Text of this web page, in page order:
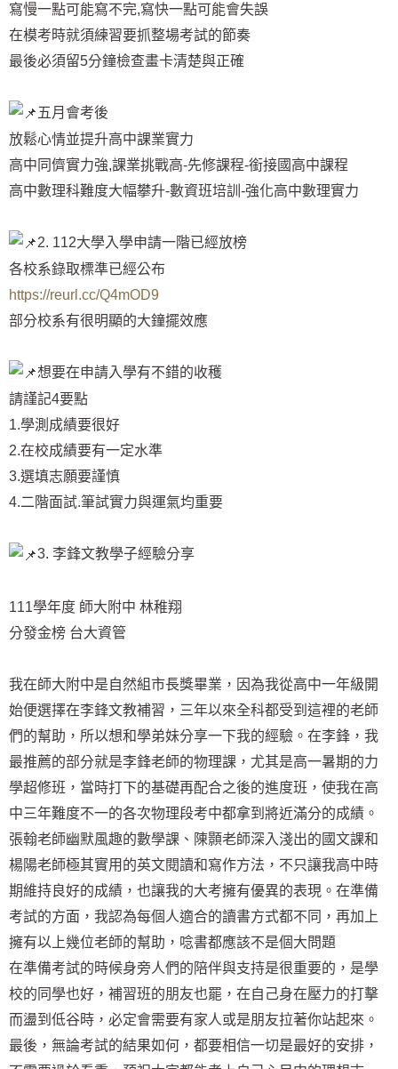
寫慢一點可能寫不完,寫快一點可能會失誤
在模考時就須練習要抓整場考試的節奏
最後必須留5分鐘檢查畫卡清楚與正確
五月會考後
放鬆心情並提升高中課業實力
高中同儕實力強,課業挑戰高-先修課程-銜接國高中課程
高中數理科難度大幅攀升-數資班培訓-強化高中數理實力
2. 112大學入學申請一階已經放榜
各校系錄取標準已經公布
https://reurl.cc/Q4mOD9
部分校系有很明顯的大鐘擺效應
想要在申請入學有不錯的收穫
請謹記4要點
1.學測成績要很好
2.在校成績要有一定水準
3.選填志願要謹慎
4.二階面試.筆試實力與運氣均重要
3. 李鋒文教學子經驗分享
111學年度 師大附中 林稚翔
分發金榜 台大資管
我在師大附中是自然組市長獎畢業，因為我從高中一年級開
始便選擇在李鋒文教補習，三年以來全科都受到這裡的老師
們的幫助，所以想和學弟妹分享一下我的經驗。在李鋒，我
最推薦的部分就是李鋒老師的物理課，尤其是高一暑期的力
學超修班，當時打下的基礎再配合之後的進度班，使我在高
中三年難度不一的各次物理段考中都拿到將近滿分的成績。
張翰老師幽默風趣的數學課、陳顥老師深入淺出的國文課和
楊陽老師極其實用的英文閱讀和寫作方法，不只讓我高中時
期維持良好的成績，也讓我的大考擁有優異的表現。在準備
考試的方面，我認為每個人適合的讀書方式都不同，再加上
擁有以上幾位老師的幫助，唸書都應該不是個大問題
在準備考試的時候身旁人們的陪伴與支持是很重要的，是學
校的同學也好，補習班的朋友也罷，在自己身在壓力的打擊
而盪到低谷時，必定會需要有家人或是朋友拉著你站起來。
最後，無論考試的結果如何，都要相信一切是最好的安排，